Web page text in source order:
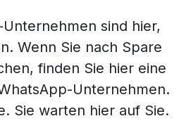
sind hier,
Wenn Sie nach Spare
finden Sie hier eine
Unternehmen.
Sie warten hier auf Sie.